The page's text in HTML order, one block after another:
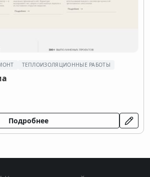
ТЕПЛОИЗОЛЯЦИОННЫЕ РАБОТЫ
Подробнее